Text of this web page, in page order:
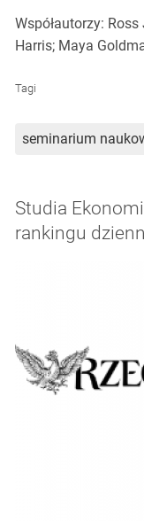
Współautorzy:
Harris; Maya
Tagi
seminarium
Studia
rankingu